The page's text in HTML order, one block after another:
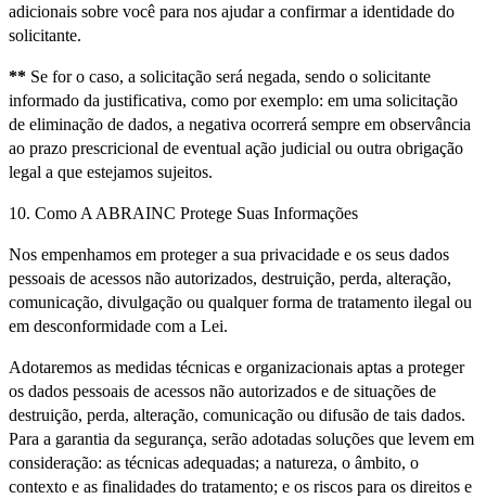
adicionais sobre você para nos ajudar a confirmar a identidade do
solicitante.
** Se for o caso, a solicitação será negada, sendo o solicitante
informado da justificativa, como por exemplo: em uma solicitação
de eliminação de dados, a negativa ocorrerá sempre em observância
ao prazo prescricional de eventual ação judicial ou outra obrigação
legal a que estejamos sujeitos.
10. Como A ABRAINC Protege Suas Informações
Nos empenhamos em proteger a sua privacidade e os seus dados
pessoais de acessos não autorizados, destruição, perda, alteração,
comunicação, divulgação ou qualquer forma de tratamento ilegal ou
em desconformidade com a Lei.
Adotaremos as medidas técnicas e organizacionais aptas a proteger
os dados pessoais de acessos não autorizados e de situações de
destruição, perda, alteração, comunicação ou difusão de tais dados.
Para a garantia da segurança, serão adotadas soluções que levem em
consideração: as técnicas adequadas; a natureza, o âmbito, o
contexto e as finalidades do tratamento; e os riscos para os direitos e